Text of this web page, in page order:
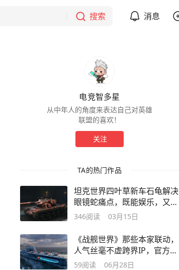
搜索 消息
电竞智多星
从中年人的角度来表达自己对英雄
联盟的喜欢！
关注
TA的热门作品
坦克世界四叶草新车石龟解决
眼镜蛇痛点，既能娱乐，又能
打钱！
346阅读 03月15日
《战舰世界》那些本家联动，
人气丝毫不虚跨界IP，官方玩
梗最致命
59阅读 06月28日